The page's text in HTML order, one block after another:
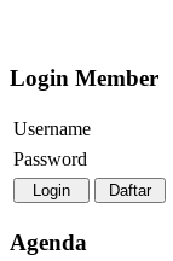
Login Member
Username
Password
Agenda